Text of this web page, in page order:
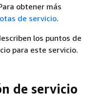
obtener más
de servicio.
los puntos de
para este servicio.
de servicio